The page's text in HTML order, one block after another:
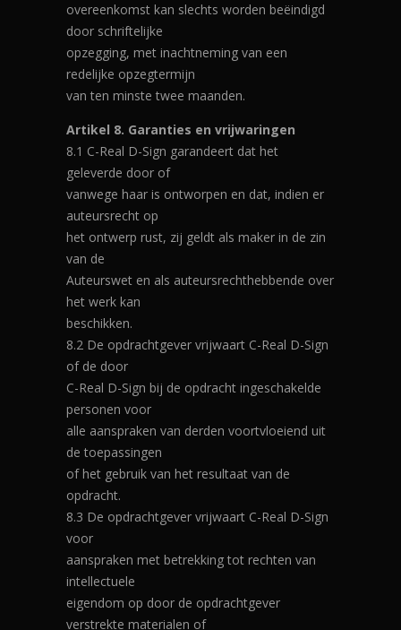
overeenkomst kan slechts worden beëindigd
door schriftelijke
opzegging, met inachtneming van een
redelijke opzegtermijn
van ten minste twee maanden.
Artikel 8. Garanties en vrijwaringen
8.1 C-Real D-Sign garandeert dat het
geleverde door of
vanwege haar is ontworpen en dat, indien er
auteursrecht op
het ontwerp rust, zij geldt als maker in de zin
van de
Auteurswet en als auteursrechthebbende over
het werk kan
beschikken.
8.2 De opdrachtgever vrijwaart C-Real D-Sign
of de door
C-Real D-Sign bij de opdracht ingeschakelde
personen voor
alle aanspraken van derden voortvloeiend uit
de toepassingen
of het gebruik van het resultaat van de
opdracht.
8.3 De opdrachtgever vrijwaart C-Real D-Sign
voor
aanspraken met betrekking tot rechten van
intellectuele
eigendom op door de opdrachtgever
verstrekte materialen of